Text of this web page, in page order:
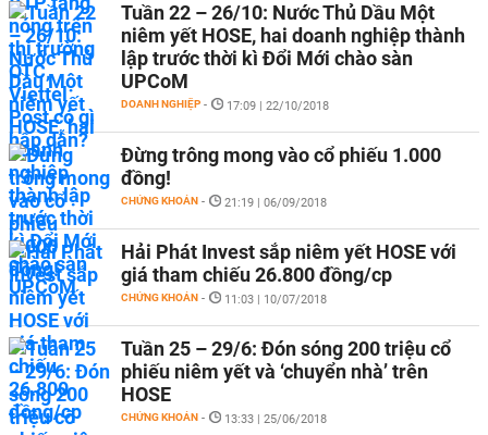
Tuần 22 – 26/10: Nước Thủ Dầu Một
niêm yết HOSE, hai doanh nghiệp thành
lập trước thời kì Đổi Mới chào sàn
UPCoM
DOANH NGHIỆP - 17:09 | 22/10/2018
Đừng trông mong vào cổ phiếu 1.000
đồng!
CHỨNG KHOÁN - 21:19 | 06/09/2018
Hải Phát Invest sắp niêm yết HOSE với
giá tham chiếu 26.800 đồng/cp
CHỨNG KHOÁN - 11:03 | 10/07/2018
Tuần 25 – 29/6: Đón sóng 200 triệu cổ
phiếu niêm yết và ‘chuyển nhà’ trên
HOSE
CHỨNG KHOÁN - 13:33 | 25/06/2018